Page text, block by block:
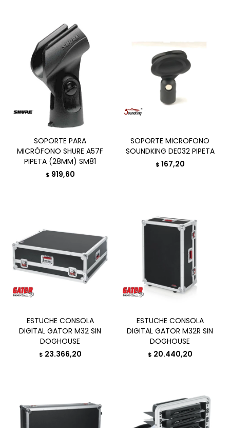
SOPORTE PARA
MICRÓFONO SHURE A57F
PIPETA (28MM) SM81
$ 919,60
SOPORTE MICROFONO
SOUNDKING DE032 PIPETA
$ 167,20
ESTUCHE CONSOLA
DIGITAL GATOR M32 SIN
DOGHOUSE
$ 23.366,20
ESTUCHE CONSOLA
DIGITAL GATOR M32R SIN
DOGHOUSE
$ 20.440,20